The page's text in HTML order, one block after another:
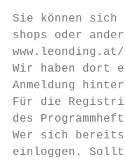
Sie können sich
shops oder
www.leonding.at/
Wir haben dort
Anmeldung
Für die
des
Wer sich
einloggen.